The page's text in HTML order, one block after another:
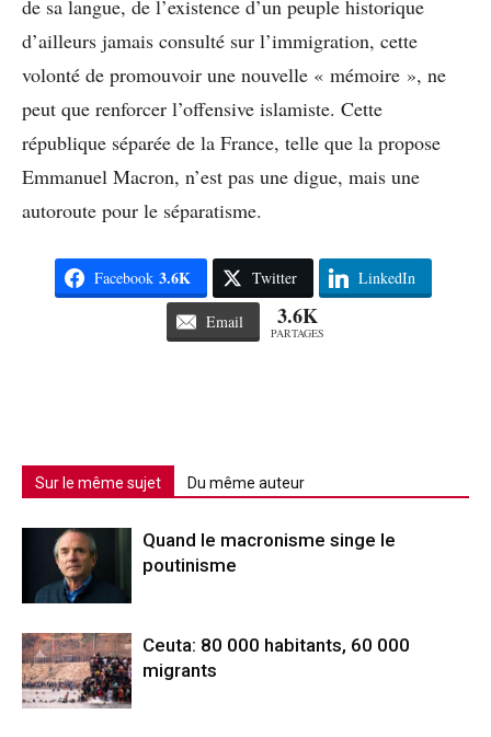
de sa langue, de l’existence d’un peuple historique
d’ailleurs jamais consulté sur l’immigration, cette
volonté de promouvoir une nouvelle « mémoire », ne
peut que renforcer l’offensive islamiste. Cette
république séparée de la France, telle que la propose
Emmanuel Macron, n’est pas une digue, mais une
autoroute pour le séparatisme.
Facebook 3.6K Twitter LinkedIn
Email 3.6K
PARTAGES
Sur le même sujet Du même auteur
Quand le macronisme singe le
poutinisme
Ceuta: 80 000 habitants, 60 000
migrants